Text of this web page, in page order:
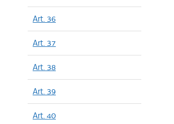
Art. 36
Art. 37
Art. 38
Art. 39
Art. 40